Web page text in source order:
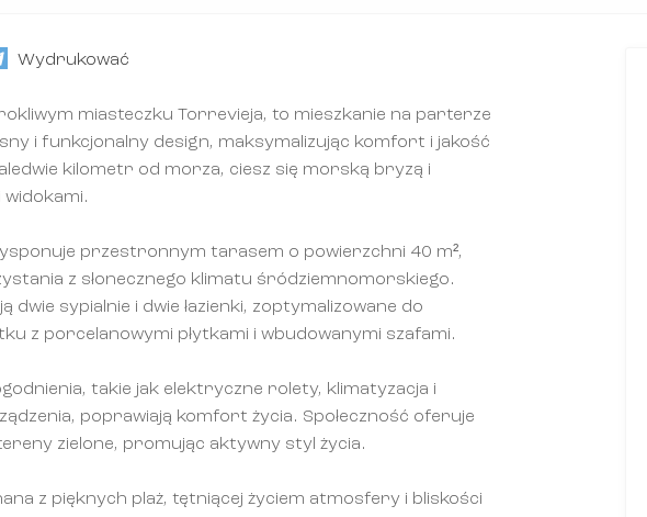
Wydrukować
miasteczku Torrevieja, to mieszkanie na parterze
i funkcjonalny design, maksymalizując komfort i jakość
kilometr od morza, ciesz się morską bryzą i
przestronnym tarasem o powierzchni 40 m²,
z słonecznego klimatu śródziemnomorskiego.
dwie sypialnie i dwie łazienki, zoptymalizowane do
z porcelanowymi płytkami i wbudowanymi szafami.
takie jak elektryczne rolety, klimatyzacja i
poprawiają komfort życia. Społeczność oferuje
tereny zielone, promując aktywny styl życia.
z pięknych plaż, tętniącej życiem atmosfery i bliskości